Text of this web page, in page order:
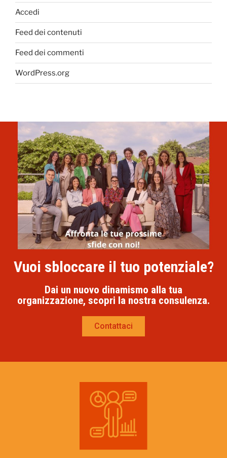
Accedi
Feed dei contenuti
Feed dei commenti
WordPress.org
Vuoi sbloccare il tuo potenziale?
Dai un nuovo dinamismo alla tua
organizzazione, scopri la nostra consulenza.
Contattaci